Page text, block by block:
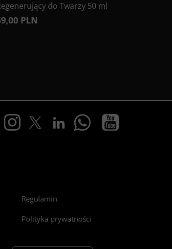
do Twarzy 50 ml
PLN
Regulamin
Polityka prywatności